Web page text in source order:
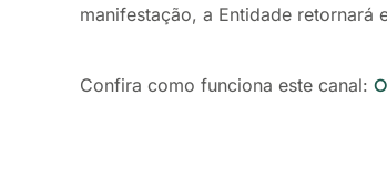
manifestação, a Entidade retornará
Confira como funciona este canal: